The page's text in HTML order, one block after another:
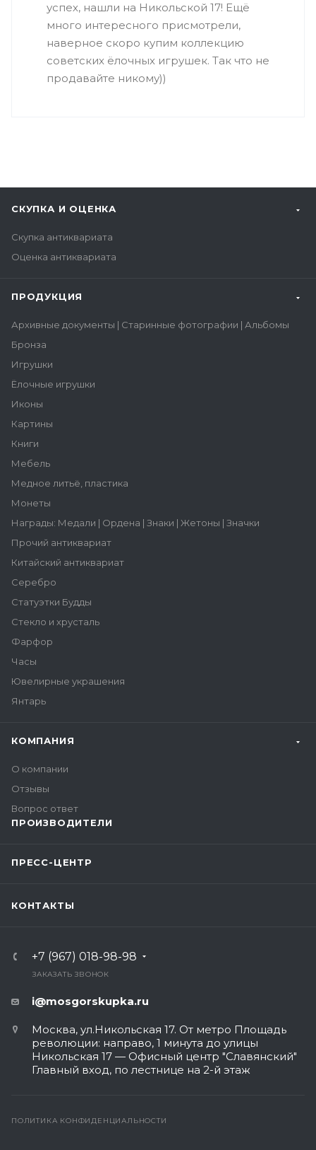
успех, нашли на Никольской 17! Ещё
много интересного присмотрели,
наверное скоро купим коллекцию
советских ёлочных игрушек. Так что не
продавайте никому))
СКУПКА И ОЦЕНКА
Скупка антиквариата
Оценка антиквариата
ПРОДУКЦИЯ
Архивные документы | Старинные фотографии | Альбомы
Бронза
Игрушки
Ёлочные игрушки
Иконы
Картины
Книги
Мебель
Медное литьё, пластика
Монеты
Награды: Медали | Ордена | Знаки | Жетоны | Значки
Прочий антиквариат
Китайский антиквариат
Серебро
Статуэтки Будды
Стекло и хрусталь
Фарфор
Часы
Ювелирные украшения
Янтарь
КОМПАНИЯ
О компании
Отзывы
Вопрос ответ
ПРОИЗВОДИТЕЛИ
ПРЕСС-ЦЕНТР
КОНТАКТЫ
+7 (967) 018-98-98
ЗАКАЗАТЬ ЗВОНОК
i@mosgorskupka.ru
Москва, ул.Никольская 17. От метро Площадь
революции: направо, 1 минута до улицы
Никольская 17 — Офисный центр "Славянский"
Главный вход, по лестнице на 2-й этаж
ПОЛИТИКА КОНФИДЕНЦИАЛЬНОСТИ